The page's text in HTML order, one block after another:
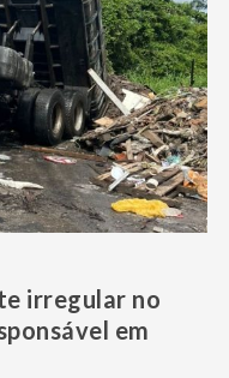
irregular no
em